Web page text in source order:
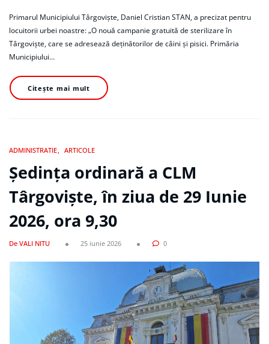
Primarul Municipiului Târgoviște, Daniel Cristian STAN, a precizat pentru
locuitorii urbei noastre: „O nouă campanie gratuită de sterilizare în
Târgoviște, care se adresează deținătorilor de câini și pisici. Primăria
Municipiului…
Citește mai mult
ADMINISTRATIE ARTICOLE
Ședința ordinară a CLM
Târgoviște, în ziua de 29 Iunie
2026, ora 9,30
De VALI NITU 25 iunie 2026 0